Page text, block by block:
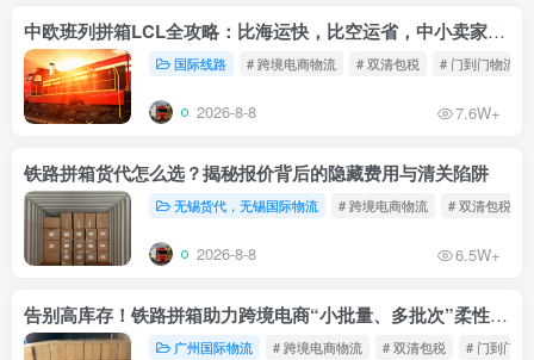
中欧班列拼箱LCL全攻略：比海运快，比空运省，中小卖家的物流新宠！
国际线路 # 跨境电商物流 # 双清包税 # 门到门物流
2026-8-8 7.6W+
铁路拼箱货代怎么选？揭秘报价背后的隐藏费用与清关陷阱
无锡货代，无锡国际物流 # 跨境电商物流 # 双清包税
2026-8-8 6.5W+
告别高库存！铁路拼箱助力跨境电商“小批量、多批次”柔性补货
广州国际物流 # 跨境电商物流 # 双清包税 # 门到门物